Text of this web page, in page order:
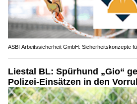
ASBI Arbeitssicherheit GmbH: Sicherheitskonzepte
Liestal BL: Spürhund „Gio“
Polizei-Einsätzen in den